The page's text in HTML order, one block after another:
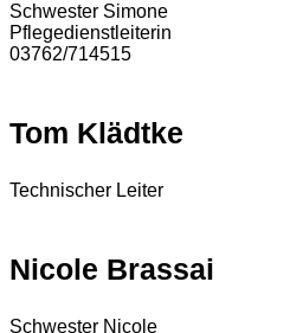
Schwester Simone
Pflegedienstleiterin
03762/714515
Tom Klädtke
Technischer Leiter
Nicole Brassai
Schwester Nicole